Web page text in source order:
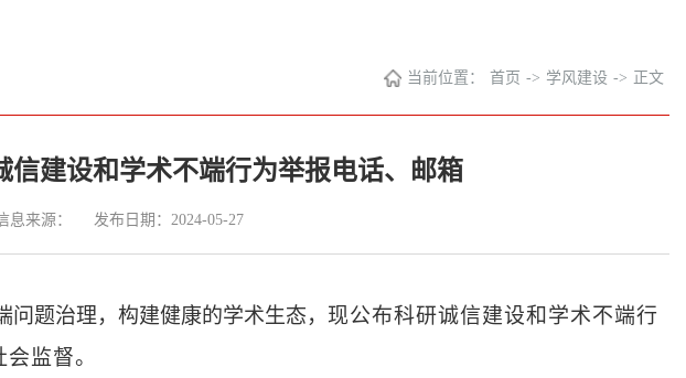
当前位置： 首页 -> 学风建设 -> 正文
信建设和学术不端行为举报电话、邮箱
息来源： 发布日期：2024-05-27
题治理，构建健康的学术生态， 现公布科研诚信建设和学术不端行
会监督。